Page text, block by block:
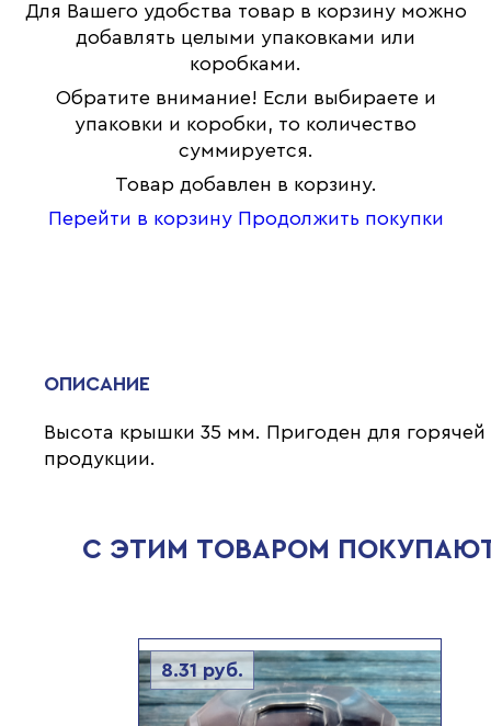
Для Вашего удобства товар в корзину можно
добавлять целыми упаковками или
коробками.
Обратите внимание! Если выбираете и
упаковки и коробки, то количество
суммируется.
Товар добавлен в корзину.
Перейти в корзину Продолжить покупки
ОПИСАНИЕ
Высота крышки 35 мм. Пригоден для горячей
продукции.
С ЭТИМ ТОВАРОМ
8.31 руб.